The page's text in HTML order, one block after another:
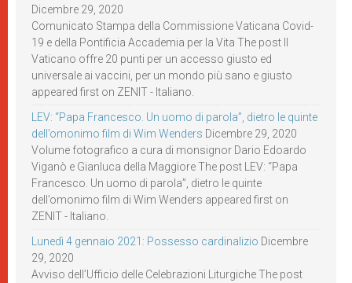
Dicembre 29, 2020
Comunicato Stampa della Commissione Vaticana Covid-
19 e della Pontificia Accademia per la Vita The post Il
Vaticano offre 20 punti per un accesso giusto ed
universale ai vaccini, per un mondo più sano e giusto
appeared first on ZENIT - Italiano.
LEV: “Papa Francesco. Un uomo di parola”, dietro le quinte
dell’omonimo film di Wim Wenders Dicembre 29, 2020
Volume fotografico a cura di monsignor Dario Edoardo
Viganò e Gianluca della Maggiore The post LEV: “Papa
Francesco. Un uomo di parola”, dietro le quinte
dell’omonimo film di Wim Wenders appeared first on
ZENIT - Italiano.
Lunedì 4 gennaio 2021: Possesso cardinalizio Dicembre
29, 2020
Avviso dell’Ufficio delle Celebrazioni Liturgiche The post